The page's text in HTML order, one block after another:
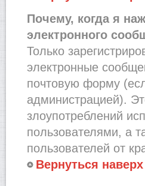
Почему, когда я
электронного
Только
электронные
почтовую форму
администрацией).
злоупотреблений
пользователями, а
пользователей от
Вернуться наверх